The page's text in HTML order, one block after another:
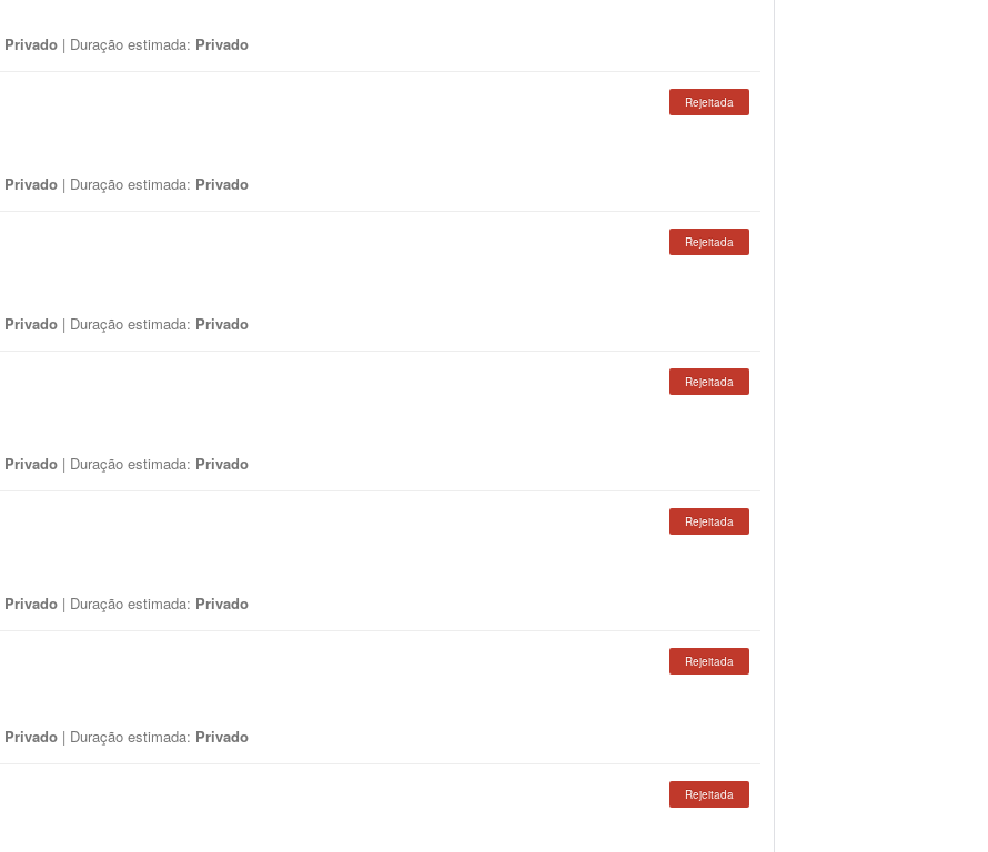
Privado | Duração estimada: Privado
Rejeitada
Privado | Duração estimada: Privado
Rejeitada
Privado | Duração estimada: Privado
Rejeitada
Privado | Duração estimada: Privado
Rejeitada
Privado | Duração estimada: Privado
Rejeitada
Privado | Duração estimada: Privado
Rejeitada